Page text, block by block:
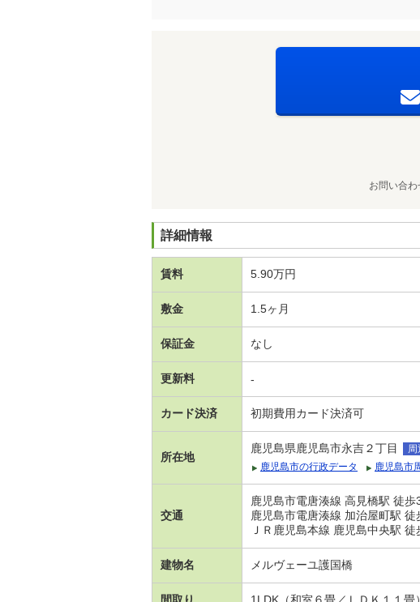
お問い合わ
詳細情報
賃料 5.90万円
敷金 1.5ヶ月
保証金 なし
更新料 -
カード決済 初期費用カード決済可
所在地
鹿児島県鹿児島市永吉２丁目
周
鹿児島市の行政データ
鹿児島市
交通
鹿児島市電唐湊線 高見橋駅 徒歩
鹿児島市電唐湊線 加治屋町駅 徒
ＪＲ鹿児島本線 鹿児島中央駅 徒
建物名 メルヴェーユ護国橋